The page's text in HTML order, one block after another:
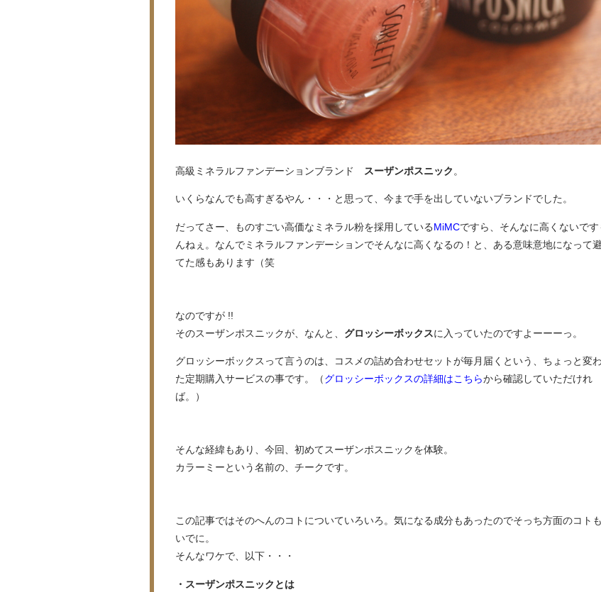
高級ミネラルファンデーションブランド スーザンポスニック 。
いくらなんでも高すぎるやん・・・と思って、今まで手を出していないブランドでした。
だってさー、ものすごい高価なミネラル粉を採用しているMiMCですら、そんなに高くないです
んねぇ。なんでミネラルファンデーションでそんなに高くなるの！と、ある意味意地になって
てた感もあります（笑
なのですが !!
そのスーザンポスニックが、なんと、 グロッシーボックスに入っていたのですよーーーっ。
グロッシーボックスって言うのは、コスメの詰め合わせセットが毎月届くという、ちょっと変
た定期購入サービスの事です。（グロッシーボックスの詳細はこちらから確認していただけれ
ば。）
そんな経緯もあり、今回、初めてスーザンポスニックを体験。
カラーミーという名前の、チークです。
この記事ではそのへんのコトについていろいろ。気になる成分もあったのでそっち方面のコト
いでに。
そんなワケで、以下・・・
・スーザンポスニックとは